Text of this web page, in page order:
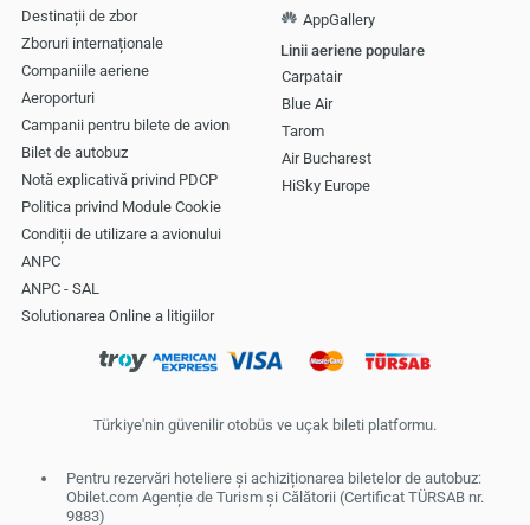
Destinații de zbor
Zboruri internaționale
Companiile aeriene
Aeroporturi
Campanii pentru bilete de avion
Bilet de autobuz
Notă explicativă privind PDCP
Politica privind Module Cookie
Condiții de utilizare a avionului
ANPC
ANPC - SAL
Solutionarea Online a litigiilor
AppGallery
Linii aeriene populare
Carpatair
Blue Air
Tarom
Air Bucharest
HiSky Europe
Türkiye'nin güvenilir otobüs ve uçak bileti platformu.
Pentru rezervări hoteliere și achiziționarea biletelor de autobuz:
Obilet.com Agenție de Turism și Călătorii (Certificat TÜRSAB nr.
9883)